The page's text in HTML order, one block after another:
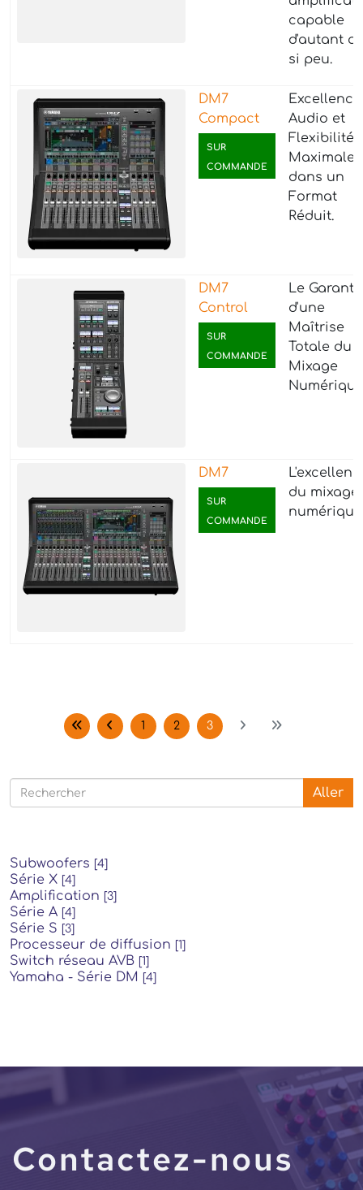
capable
d'autant
si peu.
DM7
Compact
SUR
COMMANDE
Excellence
Audio et
Flexibilité
Maximale
dans un
Format
Réduit.
DM7
Control
SUR
COMMANDE
Le Garant
d'une
Maîtrise
Totale du
Mixage
DM7
SUR
COMMANDE
du mixage
1 2 3
Aller
Subwoofers [4]
Série X [4]
Amplification [3]
Série A [4]
Série S [3]
Processeur de diffusion [1]
Switch réseau AVB [1]
Yamaha - Série DM [4]
Contactez-nous